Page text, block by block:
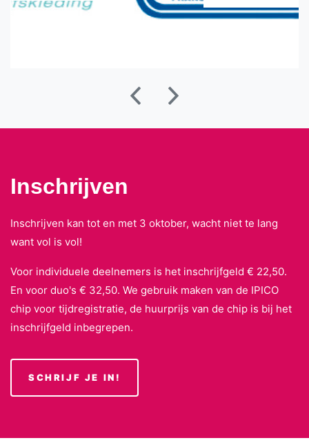
Inschrijven
Inschrijven kan tot en met 3 oktober, wacht niet te lang
want vol is vol!
Voor individuele deelnemers is het inschrijfgeld € 22,50.
En voor duo's € 32,50. We gebruik maken van de IPICO
chip voor tijdregistratie, de huurprijs van de chip is bij het
inschrijfgeld inbegrepen.
SCHRIJF JE IN!